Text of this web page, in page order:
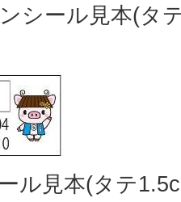
シール見本(タ
ル見本(タテ